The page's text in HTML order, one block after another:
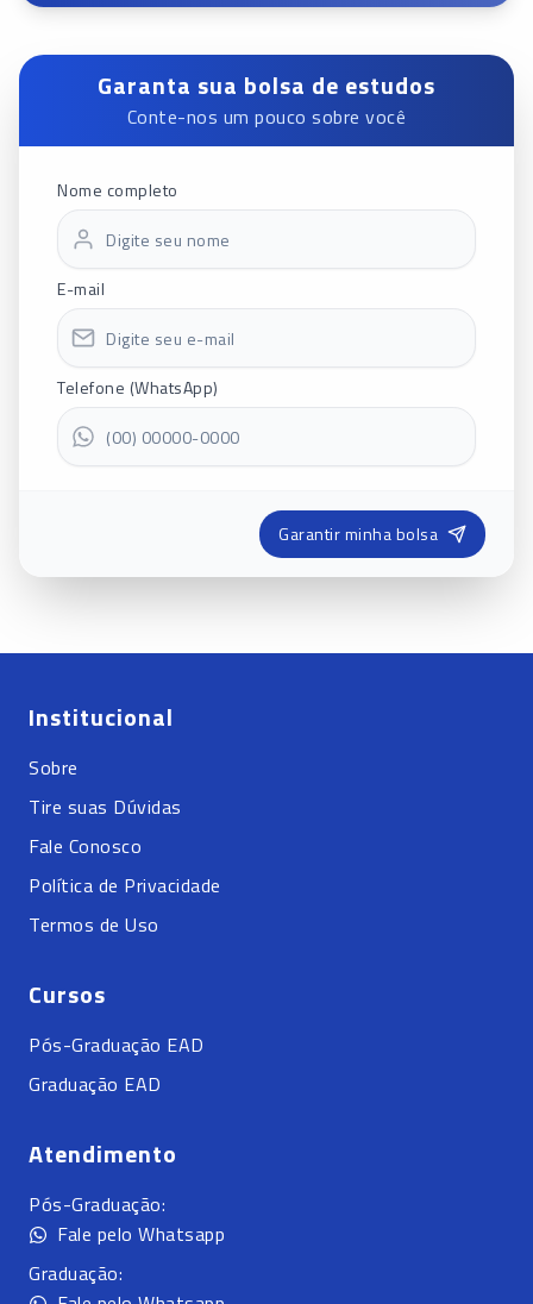
Garanta sua bolsa de estudos
Conte-nos um pouco sobre você
Nome completo
E-mail
Telefone (WhatsApp)
Garantir minha bolsa
Institucional
Sobre
Tire suas Dúvidas
Fale Conosco
Política de Privacidade
Termos de Uso
Cursos
Pós-Graduação EAD
Graduação EAD
Atendimento
Pós-Graduação:
Fale pelo Whatsapp
Graduação: